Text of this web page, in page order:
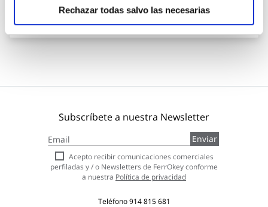
Rechazar todas salvo las necesarias
Subscríbete a nuestra Newsletter
a
nuestro
boletín
de
Enviar
Acepto recibir comunicaciones comerciales
perfiladas y / o Newsletters de FerrOkey conforme
a nuestra Política de privacidad
Teléfono914 815 681